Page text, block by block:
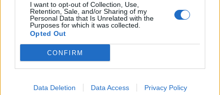
I want to opt-out of Collection, Use,
Retention, Sale, and/or Sharing of my
Personal Data that Is Unrelated with the
Purposes for which it was collected.
Opted Out
CONFIRM
Data Deletion Data Access Privacy Policy
Edellinen artikkeli
Jere Innala vei Suomen johtoon
Seuraava artikkeli
LIITTYVÄT ARTIKKELIT LISÄÄ TEKIJÄLTÄ